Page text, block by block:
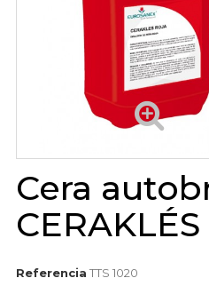
Cera
Referencia TTS 1020